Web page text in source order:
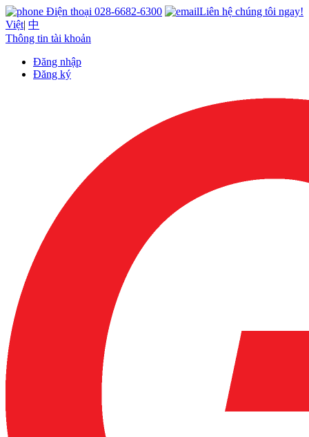
Điện thoại 028-6682-6300
Liên hệ chúng tôi ngay!
Việt| 中
Thông tin tài khoản
Đăng nhập
Đăng ký